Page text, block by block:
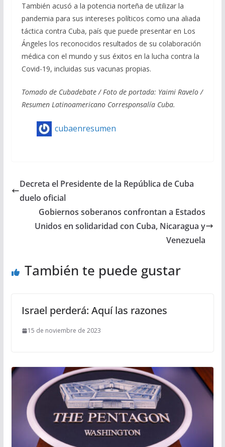
También acusó a la potencia norteña de utilizar la
pandemia para sus intereses políticos como una aliada
táctica contra Cuba, país que puede presentar en Los
Ángeles los reconocidos resultados de su colaboración
médica con el mundo y sus éxitos en la lucha contra la
Covid-19, incluidas sus vacunas propias.
Tomado de Cubadebate / Foto de portada: Yaimi Ravelo /
Resumen Latinoamericano Corresponsalía Cuba.
cubaenresumen
Decreta el Presidente de la República de Cuba
duelo oficial
Gobiernos soberanos confrontan a Estados
Unidos en solidaridad con Cuba, Nicaragua y
Venezuela
También te puede gustar
Israel perderá: Aquí las razones
15 de noviembre de 2023